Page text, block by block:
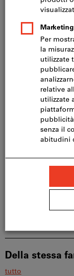
Disponibile a
Aggiungi alla
Condividi
Descrizione
Download &
Della stessa
tutto